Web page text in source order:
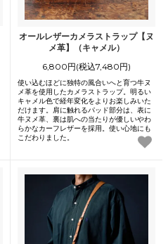
オールレザーカメラストラップ【ヌ
メ革】（キャメル）
6,800円(税込7,480円)
使い込むほどに独特の風合いへと育つ牛ヌ
メ革を使用したカメラストラップ。明るい
キャメル色で経年変化をよりお楽しみいた
だけます。肩に触れるパッド部分は、表に
牛ヌメ革、裏は肌への当たりが優しいやわ
らかなカーフレザーを採用。使い心地にも
こだわりました。